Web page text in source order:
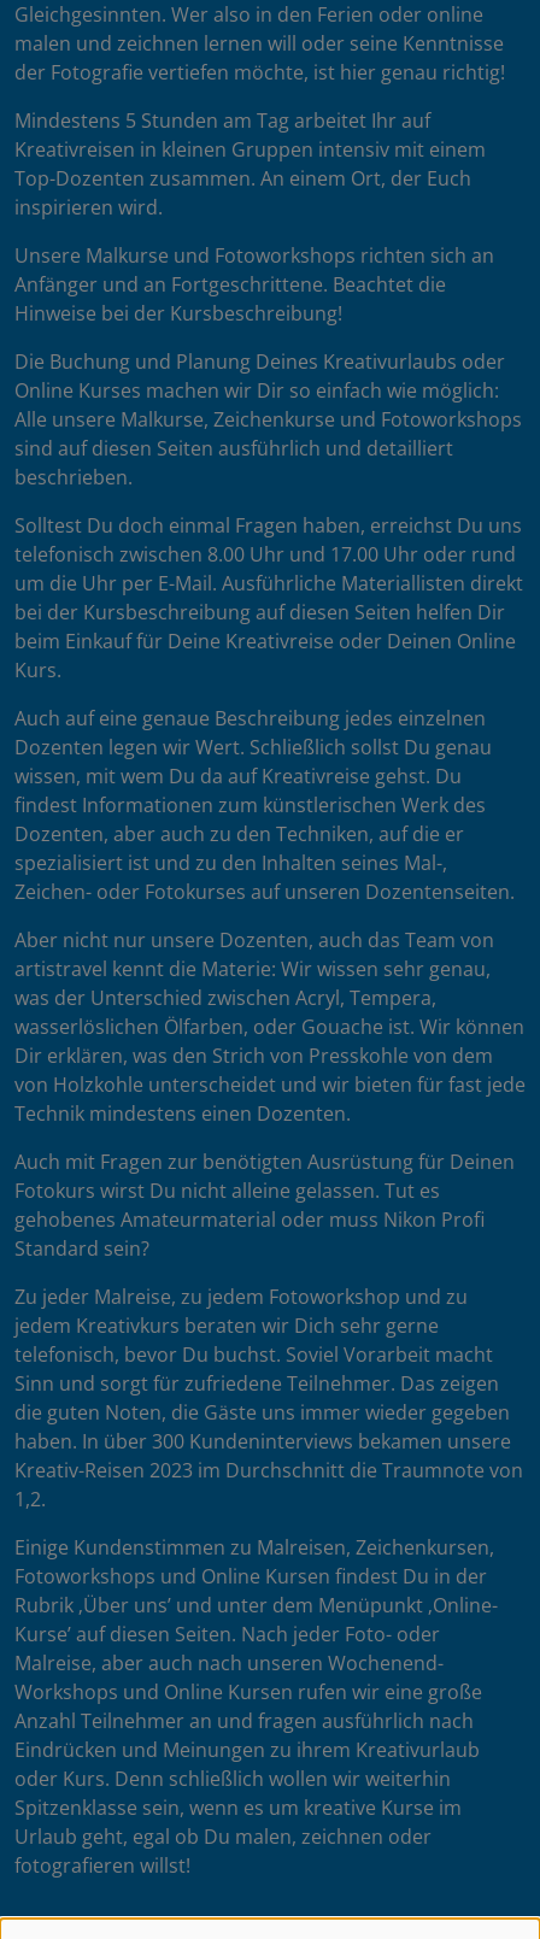
Gleichgesinnten. Wer also in den Ferien oder online
malen und zeichnen lernen will oder seine Kenntnisse
der Fotografie vertiefen möchte, ist hier genau richtig!
Mindestens 5 Stunden am Tag arbeitet Ihr auf
Kreativreisen in kleinen Gruppen intensiv mit einem
Top-Dozenten zusammen. An einem Ort, der Euch
inspirieren wird.
Unsere Malkurse und Fotoworkshops richten sich an
Anfänger und an Fortgeschrittene. Beachtet die
Hinweise bei der Kursbeschreibung!
Die Buchung und Planung Deines Kreativurlaubs oder
Online Kurses machen wir Dir so einfach wie möglich:
Alle unsere Malkurse, Zeichenkurse und Fotoworkshops
sind auf diesen Seiten ausführlich und detailliert
beschrieben.
Solltest Du doch einmal Fragen haben, erreichst Du uns
telefonisch zwischen 8.00 Uhr und 17.00 Uhr oder rund
um die Uhr per E-Mail. Ausführliche Materiallisten direkt
bei der Kursbeschreibung auf diesen Seiten helfen Dir
beim Einkauf für Deine Kreativreise oder Deinen Online
Kurs.
Auch auf eine genaue Beschreibung jedes einzelnen
Dozenten legen wir Wert. Schließlich sollst Du genau
wissen, mit wem Du da auf Kreativreise gehst. Du
findest Informationen zum künstlerischen Werk des
Dozenten, aber auch zu den Techniken, auf die er
spezialisiert ist und zu den Inhalten seines Mal-,
Zeichen- oder Fotokurses auf unseren Dozentenseiten.
Aber nicht nur unsere Dozenten, auch das Team von
artistravel kennt die Materie: Wir wissen sehr genau,
was der Unterschied zwischen Acryl, Tempera,
wasserlöslichen Ölfarben, oder Gouache ist. Wir können
Dir erklären, was den Strich von Presskohle von dem
von Holzkohle unterscheidet und wir bieten für fast jede
Technik mindestens einen Dozenten.
Auch mit Fragen zur benötigten Ausrüstung für Deinen
Fotokurs wirst Du nicht alleine gelassen. Tut es
gehobenes Amateurmaterial oder muss Nikon Profi
Standard sein?
Zu jeder Malreise, zu jedem Fotoworkshop und zu
jedem Kreativkurs beraten wir Dich sehr gerne
telefonisch, bevor Du buchst. Soviel Vorarbeit macht
Sinn und sorgt für zufriedene Teilnehmer. Das zeigen
die guten Noten, die Gäste uns immer wieder gegeben
haben. In über 300 Kundeninterviews bekamen unsere
Kreativ-Reisen 2023 im Durchschnitt die Traumnote von
1,2.
Einige Kundenstimmen zu Malreisen, Zeichenkursen,
Fotoworkshops und Online Kursen findest Du in der
Rubrik ‚Über uns’ und unter dem Menüpunkt ‚Online-
Kurse’ auf diesen Seiten. Nach jeder Foto- oder
Malreise, aber auch nach unseren Wochenend-
Workshops und Online Kursen rufen wir eine große
Anzahl Teilnehmer an und fragen ausführlich nach
Eindrücken und Meinungen zu ihrem Kreativurlaub
oder Kurs. Denn schließlich wollen wir weiterhin
Spitzenklasse sein, wenn es um kreative Kurse im
Urlaub geht, egal ob Du malen, zeichnen oder
fotografieren willst!